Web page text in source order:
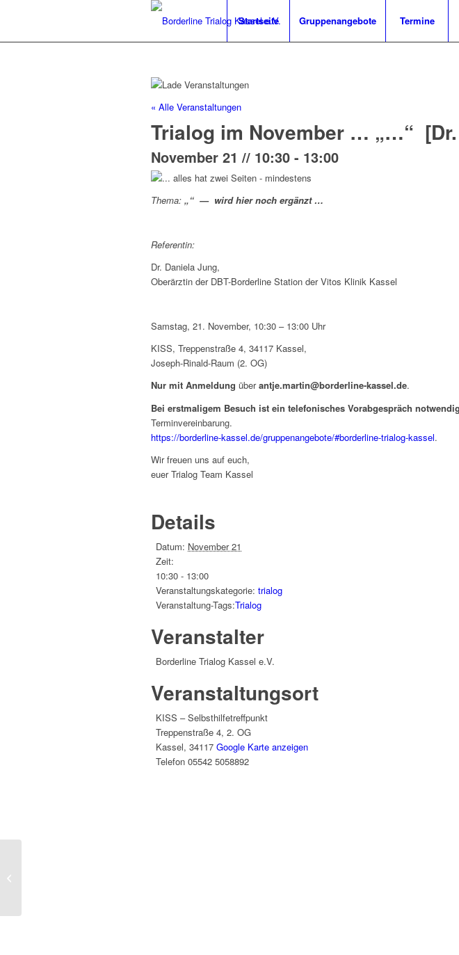
Startseite Gruppenangebote Termine
« Alle Veranstaltungen
Trialog im November … „…“
November 21 // 10:30 - 13:00
Thema: „“ — wird hier noch ergänzt …
Referentin:
Dr. Daniela Jung,
Oberärztin der DBT-Borderline Station der Vitos Klinik Kassel
Samstag, 21. November, 10:30 – 13:00 Uhr
KISS, Treppenstraße 4, 34117 Kassel,
Joseph-Rinald-Raum (2. OG)
Nur mit Anmeldung überantje.martin@borderline-kassel.de.
Bei erstmaligem Besuch ist ein telefonisches Vorabgespräch notwendig
Terminvereinbarung.
https://borderline-kassel.de/gruppenangebote/#borderline-trialog-kassel.
Wir freuen uns auf euch,
euer Trialog Team Kassel
Details
Datum: November 21
Zeit:
10:30 - 13:00
Veranstaltungskategorie: trialog
Veranstaltung-Tags:Trialog
Veranstalter
Borderline Trialog Kassel e.V.
Veranstaltungsort
KISS – Selbsthilfetreffpunkt
Treppenstraße 4, 2. OG
Kassel, 34117 Google Karte anzeigen
Telefon 05542 5058892